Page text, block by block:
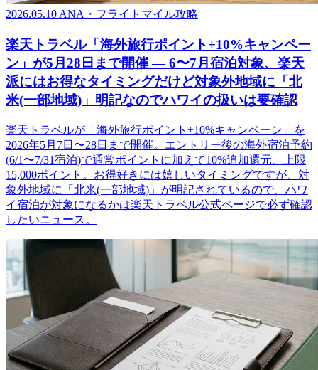
2026.05.10 ANA・フライトマイル攻略
楽天トラベル「海外旅行ポイント+10%キャンペー
ン」が5月28日まで開催 ― 6〜7月宿泊対象、楽天
派にはお得なタイミングだけど対象外地域に「北
米(一部地域)」明記なのでハワイの扱いは要確認
楽天トラベルが「海外旅行ポイント+10%キャンペーン」を
2026年5月7日〜28日まで開催。エントリー後の海外宿泊予約
(6/1〜7/31宿泊)で通常ポイントに加えて10%追加還元、上限
15,000ポイント。お得好きには嬉しいタイミングですが、対
象外地域に「北米(一部地域)」が明記されているので、ハワ
イ宿泊が対象になるかは楽天トラベル公式ページで必ず確認
したいニュース。